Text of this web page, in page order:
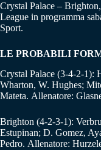
Crystal Palace –
League in programma
Sport.
LE PROBABILI
Crystal Palace (3-4-2-1):
Wharton, W. Hughes;
Mateta. Allenatore:
Brighton (4-2-3-1):
Estupinan; D. Gomez,
Pedro. Allenatore: